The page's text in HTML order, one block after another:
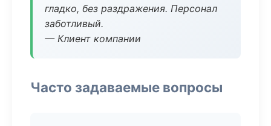
гладко, без раздражения. Персонал
заботливый.
— Клиент компании
Часто задаваемые вопросы